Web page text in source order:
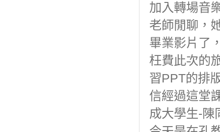
加入轉場音
老師閒聊，
畢業影片了
枉費此次的
習PPT的排
信經過這堂
成大學生-陳